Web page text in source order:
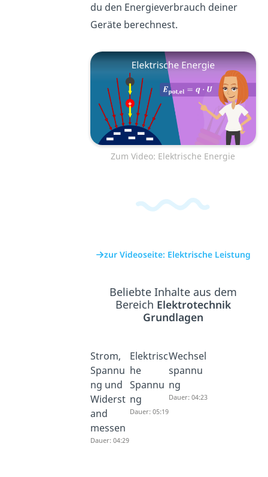
du den Energieverbrauch deiner
Geräte berechnest.
Zum Video: Elektrische Energie
zur Videoseite: Elektrische Leistung
Beliebte Inhalte aus dem
Bereich Elektrotechnik
Grundlagen
Strom,
Spannu
ng und
Widerst
and
messen
Dauer: 04:29
Elektrisc
he
Spannu
ng
Dauer: 05:19
Wechsel
spannu
ng
Dauer: 04:23